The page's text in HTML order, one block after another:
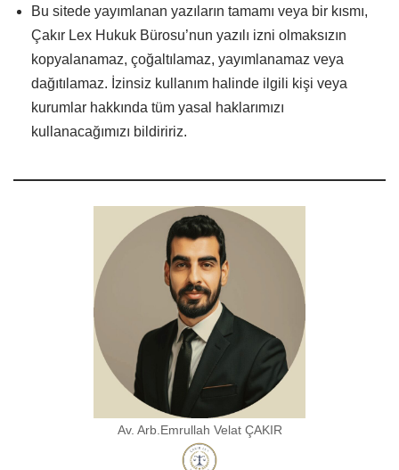
Bu sitede yayımlanan yazıların tamamı veya bir kısmı,
Çakır Lex Hukuk Bürosu’nun yazılı izni olmaksızın
kopyalanamaz, çoğaltılamaz, yayımlanamaz veya
dağıtılamaz. İzinsiz kullanım halinde ilgili kişi veya
kurumlar hakkında tüm yasal haklarımızı
kullanacağımızı bildiririz.
Av. Arb.Emrullah Velat ÇAKIR